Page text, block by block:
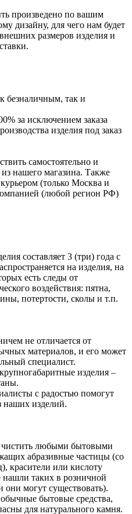
произведено по вашим
дизайну, для чего нам будет
размеров изделия и
безналичным, так и
за исключением заказа
изделия под заказ
самостоятельно и
нашего магазина. Также
(только Москва и
(любой регион РФ)
составляет 3 (три) года с
на изделия, на
есть следы от
воздействия: пятна,
потертости, сколы и т.п.
не отличается от
материалов, и его может
специалист.
изделия –
с радостью помогут
наших изделий.
любыми бытовыми
абразивные частицы (со
красители или кислоту
таких в розничной
они могут существовать).
бытовые средства,
для натурального камня.